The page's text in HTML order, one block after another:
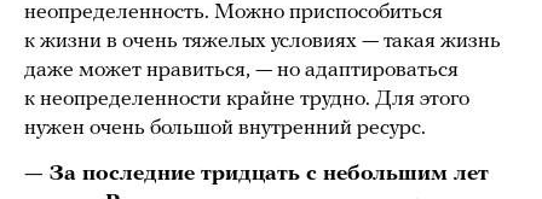
неопределенность. Можно приспособиться
к жизни в очень тяжелых условиях — такая жизнь
даже может нравиться, — но адаптироваться
к неопределенности крайне трудно. Для этого
нужен очень большой внутренний ресурс.
— За последние тридцать с небольшим лет